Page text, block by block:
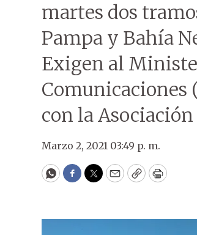
martes dos
Pampa y Bahía
Exigen al
Comunicaciones
con la
Marzo 2, 2021 03:49 p. m.
WhatsApp
Facebook
Twitter
EmailCopyPrint